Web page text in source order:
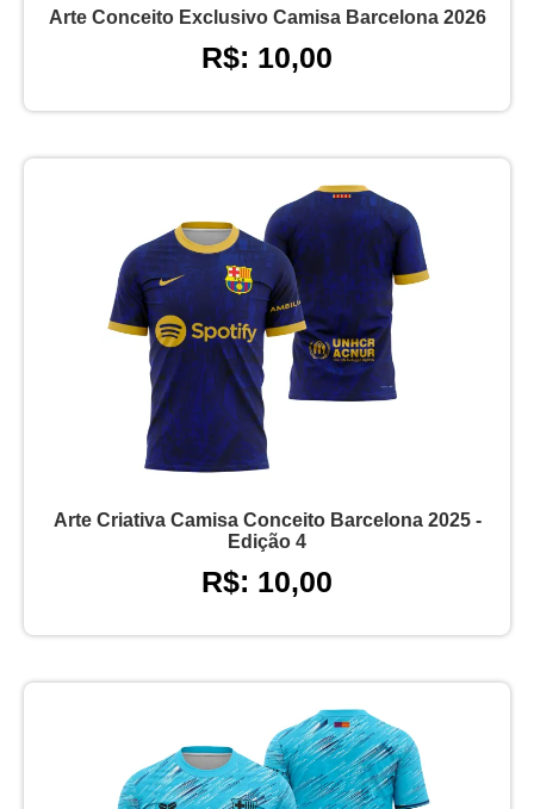
Arte Conceito Exclusivo Camisa Barcelona 2026
R$: 10,00
Arte Criativa Camisa Conceito Barcelona 2025 -
Edição 4
R$: 10,00